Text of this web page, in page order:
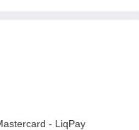
- LiqPay